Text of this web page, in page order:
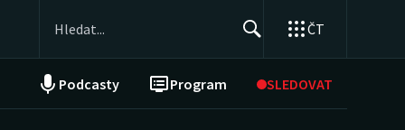
ČT
Podcasty Program SLEDOVAT
NEPŘEHLÉDNĚTE